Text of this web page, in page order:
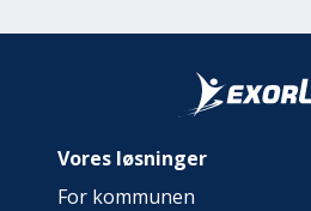
Vores løsninger
For kommunen